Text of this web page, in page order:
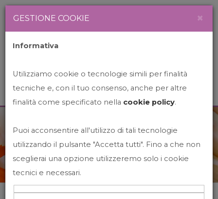
News&Events
Home News&events
GESTIONE COOKIE ×
Informativa
Utilizziamo cookie o tecnologie simili per finalità
tecniche e, con il tuo consenso, anche per altre
finalità come specificato nella cookie policy.
Puoi acconsentire all'utilizzo di tali tecnologie
utilizzando il pulsante "Accetta tutti". Fino a che non
sceglierai una opzione utilizzeremo solo i cookie
tecnici e necessari.